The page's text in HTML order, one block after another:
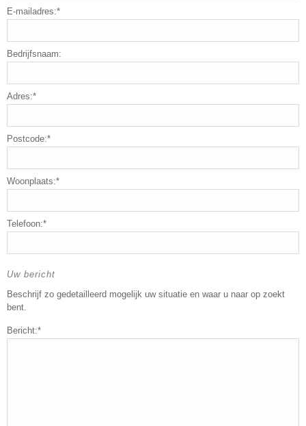
E-mailadres:*
Bedrijfsnaam:
Adres:*
Postcode:*
Woonplaats:*
Telefoon:*
Uw bericht
Beschrijf zo gedetailleerd mogelijk uw situatie en waar u naar op zoekt
bent.
Bericht:*